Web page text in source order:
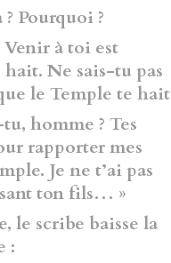
Pourquoi ?
à toi est
Ne sais-tu pas
le Temple te hait
homme ? Tes
rapporter mes
Je ne t’ai pas
ton fils… »
scribe baisse la
: